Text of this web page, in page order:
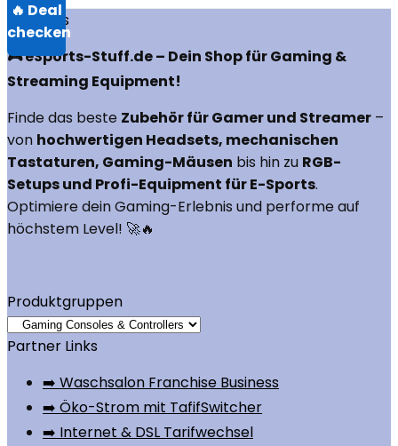
Über uns
🎮 eSports-Stuff.de – Dein Shop für Gaming &
Streaming Equipment!
Finde das beste Zubehör für Gamer und Streamer –
von hochwertigen Headsets, mechanischen
Tastaturen, Gaming-Mäusen bis hin zu RGB-
Setups und Profi-Equipment für E-Sports.
Optimiere dein Gaming-Erlebnis und performe auf
höchstem Level! 🚀🔥
Produktgruppen
Partner Links
➡️ Waschsalon Franchise Business
➡️ Öko-Strom mit TafifSwitcher
➡️ Internet & DSL Tarifwechsel